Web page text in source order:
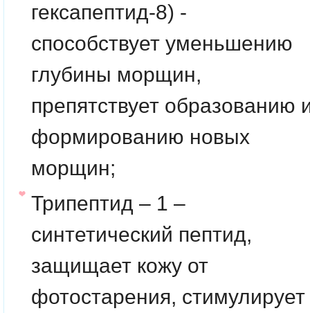
гексапептид-8) -
способствует уменьшению
глубины морщин,
препятствует образованию
формированию новых
морщин;
Трипептид – 1 –
cинтетический пептид,
защищает кожу от
фотостарения, стимулирует